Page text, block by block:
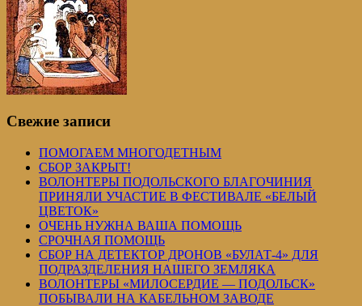
Свежие записи
ПОМОГАЕМ МНОГОДЕТНЫМ
СБОР ЗАКРЫТ!
ВОЛОНТЕРЫ ПОДОЛЬСКОГО БЛАГОЧИНИЯ
ПРИНЯЛИ УЧАСТИЕ В ФЕСТИВАЛЕ «БЕЛЫЙ
ЦВЕТОК»
ОЧЕНЬ НУЖНА ВАША ПОМОЩЬ
СРОЧНАЯ ПОМОЩЬ
СБОР НА ДЕТЕКТОР ДРОНОВ «БУЛАТ-4» ДЛЯ
ПОДРАЗДЕЛЕНИЯ НАШЕГО ЗЕМЛЯКА
ВОЛОНТЕРЫ «МИЛОСЕРДИЕ — ПОДОЛЬСК»
ПОБЫВАЛИ НА КАБЕЛЬНОМ ЗАВОДЕ